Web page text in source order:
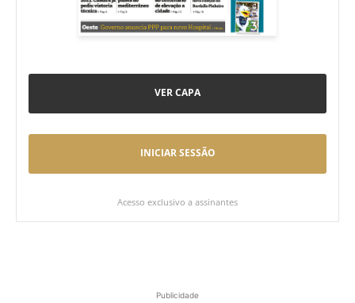
VER CAPA
INICIAR SESSÃO
Acesso exclusivo a assinantes
Publicidade